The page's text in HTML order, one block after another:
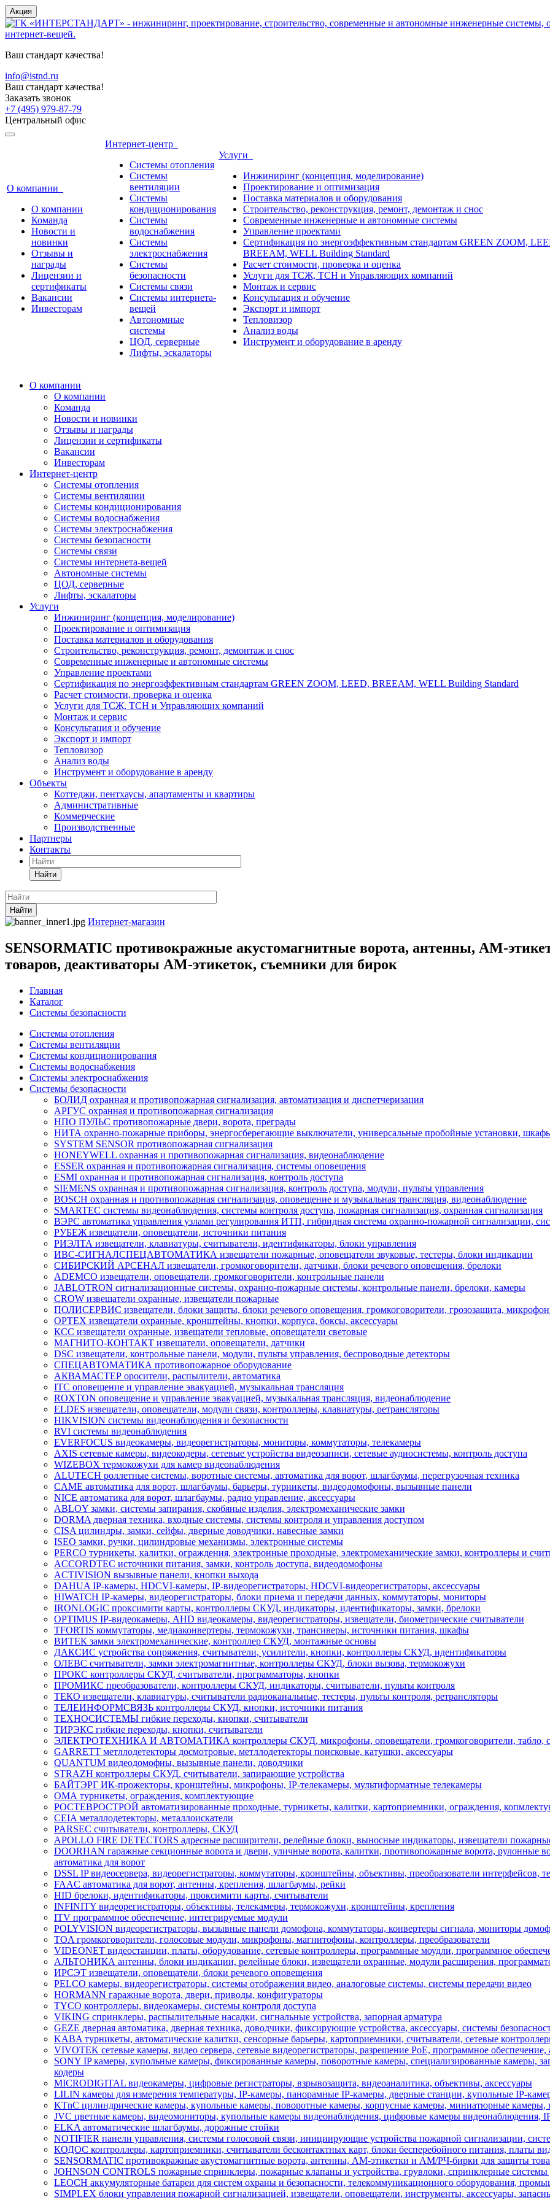
Акция
Ваш стандарт качества!
info@istnd.ru
Ваш стандарт качества!
Заказать звонок
+7 (495) 979-87-79
Центральный офис
О компании
О компании
Команда
Новости и
новинки
Отзывы и
награды
Лицензии и
сертификаты
Вакансии
Инвесторам
Интернет-центр
Системы отопления
Системы
вентиляции
Системы
кондиционирования
Системы
водоснабжения
Системы
электроснабжения
Системы
безопасности
Системы связи
Системы интернета-
вещей
Автономные
системы
ЦОД, серверные
Лифты, эскалаторы
Услуги
Инжиниринг (концепция, моделирование)
Проектирование и оптимизация
Поставка материалов и оборудования
Строительство, реконструкция, ремонт, демонтаж и снос
Современные инженерные и автономные системы
Управление проектами
Сертификация по энергоэффективным стандартам GREEN ZOOM,
BREEAM, WELL Building Standard
Расчет стоимости, проверка и оценка
Услуги для ТСЖ, ТСН и Управляющих компаний
Монтаж и сервис
Консультация и обучение
Экспорт и импорт
Тепловизор
Анализ воды
Инструмент и оборудование в аренду
О компании
О компании
Команда
Новости и новинки
Отзывы и награды
Лицензии и сертификаты
Вакансии
Инвесторам
Интернет-центр
Системы отопления
Системы вентиляции
Системы кондиционирования
Системы водоснабжения
Системы электроснабжения
Системы безопасности
Системы связи
Системы интернета-вещей
Автономные системы
ЦОД, серверные
Лифты, эскалаторы
Услуги
Инжиниринг (концепция, моделирование)
Проектирование и оптимизация
Поставка материалов и оборудования
Строительство, реконструкция, ремонт, демонтаж и снос
Современные инженерные и автономные системы
Управление проектами
Сертификация по энергоэффективным стандартам GREEN ZOOM, LEED, BREEAM, WELL Building Standard
Расчет стоимости, проверка и оценка
Услуги для ТСЖ, ТСН и Управляющих компаний
Монтаж и сервис
Консультация и обучение
Экспорт и импорт
Тепловизор
Анализ воды
Инструмент и оборудование в аренду
Объекты
Коттеджи, пентхаусы, апартаменты и квартиры
Административные
Коммерческие
Производственные
Партнеры
Контакты
Найти
Найти
Интернет-магазин
SENSORMATIC противокражные акустомагнитные ворота, антенны, АМ-
товаров, деактиваторы АМ-этикеток, съемники для бирок
Главная
Каталог
Системы безопасности
Системы отопления
Системы вентиляции
Системы кондиционирования
Системы водоснабжения
Системы электроснабжения
Системы безопасности
БОЛИД охранная и противопожарная сигнализация, автоматизация и диспетчеризация
АРГУС охранная и противопожарная сигнализация
НПО ПУЛЬС противопожарные двери, ворота, преграды
НИТА охранно-пожарные приборы, энергосберегающие выключатели, универсальные пробойные установки,
SYSTEM SENSOR противопожарная сигнализация
HONEYWELL охранная и противопожарная сигнализация, видеонаблюдение
ESSER охранная и противопожарная сигнализация, системы оповещения
ESMI охранная и противопожарная сигнализация, контроль доступа
SIEMENS охранная и противопожарная сигнализация, контроль доступа, модули, пульты управления
BOSCH охранная и противопожарная сигнализация, оповещение и музыкальная трансляция, видеонаблюдение
SMARTEC системы видеонаблюдения, системы контроля доступа, пожарная сигнализация, охранная сигнализация
ВЭРС автоматика управления узлами регулирования ИТП, гибридная система охранно-пожарной сигнализации,
РУБЕЖ извещатели, оповещатели, источники питания
РИЭЛТА извещатели, клавиатуры, считыватели, идентификаторы, блоки управления
ИВС-СИГНАЛСПЕЦАВТОМАТИКА извещатели пожарные, оповещатели звуковые, тестеры, блоки индикации
СИБИРСКИЙ АРСЕНАЛ извещатели, громкоговорители, датчики, блоки речевого оповещения, брелоки
ADEMCO извещатели, оповещатели, громкоговорители, контрольные панели
JABLOTRON сигнализационные системы, охранно-пожарные системы, контрольные панели, брелоки, камеры
CROW извещатели охранные, извещатели пожарные
ПОЛИСЕРВИС извещатели, блоки защиты, блоки речевого оповещения, громкоговорители, грозозащита,
OPTEX извещатели охранные, кронштейны, кнопки, корпуса, боксы, аксессуары
КСС извещатели охранные, извещатели тепловые, оповещатели световые
МАГНИТО-КОНТАКТ извещатели, оповещатели, датчики
DSC извещатели, контрольные панели, модули, пульты управления, беспроводные детекторы
СПЕЦАВТОМАТИКА противопожарное оборудование
АКВАМАСТЕР оросители, распылители, автоматика
ITC оповещение и управление эвакуацией, музыкальная трансляция
ROXTON оповещение и управление эвакуацией, музыкальная трансляция, видеонаблюдение
ELDES извещатели, оповещатели, модули связи, контроллеры, клавиатуры, ретрансляторы
HIKVISION системы видеонаблюдения и безопасности
RVI системы видеонаблюдения
EVERFOCUS видеокамеры, видеорегистраторы, мониторы, коммутаторы, телекамеры
AXIS сетевые камеры, видеокодеры, сетевые устройства видеозаписи, сетевые аудиосистемы, контроль доступа
WIZEBOX термокожухи для камер видеонаблюдения
ALUTECH роллетные системы, воротные системы, автоматика для ворот, шлагбаумы, перегрузочная техника
CAME автоматика для ворот, шлагбаумы, барьеры, турникеты, видеодомофоны, вызывные панели
NICE автоматика для ворот, шлагбаумы, радио управление, аксессуары
ABLOY замки, системы запирания, скобяные изделия, электромеханические замки
DORMA дверная техника, входные системы, системы контроля и управления доступом
CISA цилиндры, замки, сейфы, дверные доводчики, навесные замки
ISEO замки, ручки, цилиндровые механизмы, электронные системы
PERCO турникеты, калитки, ограждения, электронные проходные, электромеханические замки, контроллеры и
ACCORDTEC источники питания, замки, контроль доступа, видеодомофоны
ACTIVISION вызывные панели, кнопки выхода
DAHUA IP-камеры, HDCVI-камеры, IP-видеорегистраторы, HDCVI-видеорегистраторы, аксессуары
HIWATCH IP-камеры, видеорегистраторы, блоки приема и передачи данных, коммутаторы, мониторы
IRONLOGIC проксимити карты, контроллеры СКУД, индикаторы, идентификаторы, замки, брелоки
OPTIMUS IP-видеокамеры, AHD видеокамеры, видеорегистраторы, извещатели, биометрические считыватели
TFORTIS коммутаторы, медиаконвертеры, термокожухи, трансиверы, источники питания, шкафы
ВИТЕК замки электромеханические, контроллер СКУД, монтажные основы
ДАКСИС устройства сопряжения, считыватели, усилители, кнопки, контроллеры СКУД, идентификаторы
ОЛЕВС считыватели, замки электромагнитные, контроллеры СКУД, блоки вызова, термокожухи
ПРОКС контроллеры СКУД, считыватели, программаторы, кнопки
ПРОМИКС преобразователи, контроллеры СКУД, индикаторы, считыватели, пульты контроля
ТЕКО извещатели, клавиатуры, считыватели радиоканальные, тестеры, пульты контроля, ретрансляторы
ТЕЛЕИНФОРМСВЯЗЬ контроллеры СКУД, кнопки, источники питания
ТЕХНОСИСТЕМЫ гибкие переходы, кнопки, считыватели
ТИРЭКС гибкие переходы, кнопки, считыватели
ЭЛЕКТРОТЕХНИКА И АВТОМАТИКА контроллеры СКУД, микрофоны, оповещатели, громкоговорители, табло,
GARRETT метллодетекторы досмотровые, метллодетекторы поисковые, катушки, аксессуары
QUANTUM видеодомофны, вызывные панели, доводчики
STRAZH контроллеры СКУД, считыватели, запирающие устройства
БАЙТЭРГ ИК-прожекторы, кронштейны, микрофоны, IP-телекамеры, мультиформатные телекамеры
ОМА турникеты, ограждения, комплектующие
РОСТЕВРОСТРОЙ автоматизированные проходные, турникеты, калитки, картоприемники, ограждения,
CEIA металлодетекторы, металлоискатели
PARSEC считыватели, контроллеры, СКУД
APOLLO FIRE DETECTORS адресные расширители, релейные блоки, выносные индикаторы, извещатели
DOORHAN гаражные секционные ворота и двери, уличные ворота, калитки, противопожарные ворота, рулонные
автоматика для ворот
DSSL IP видеосервера, видеорегистраторы, коммутаторы, кронштейны, объективы, преобразователи интерфейсов,
FAAC автоматика для ворот, антенны, крепления, шлагбаумы, рейки
HID брелоки, идентификаторы, проксимити карты, считыватели
INFINITY видеорегистраторы, объективы, телекамеры, термокожухи, кронштейны, крепления
ITV программное обеспечение, интегрируемые модули
POLYVISION видеорегистраторы, вызывные панели домофона, коммутаторы, конвертеры сигнала, мониторы
TOA громкоговорители, голосовые модули, микрофоны, магнитофоны, контроллеры, преобразователи
VIDEONET видеостанции, платы, оборудование, сетевые контроллеры, программные моудли, программное
АЛЬТОНИКА антенны, блоки индикации, релейные блоки, извещатели охранные, модули расширения,
ИРСЭТ извещатели, оповещатели, блоки речевого оповещения
PELCO камеры, видеорегистраторы, системы отображения видео, аналоговые системы, системы передачи видео
HORMANN гаражные ворота, двери, приводы, конфигураторы
TYCO контроллеры, видеокамеры, системы контроля доступа
VIKING cпринклеры, распылительные насадки, сигнальные устройства, запорная арматура
GEZE дверная автоматика, дверная техника, доводчики, фиксирующие устройства, аксессуары, системы
KABA турникеты, автоматические калитки, сенсорные барьеры, картоприемники, считыватели, сетевые
VIVOTEK сетевые камеры, видео сервера, сетевые видеорегистраторы, разрешение PoE, программное обеспечение,
SONY IP камеры, купольные камеры, фиксированные камеры, поворотные камеры, специализированные камеры,
кодеры
MICRODIGITAL видеокамеры, цифровые регистраторы, взрывозащита, видеоаналитика, объективы, аксессуары
LILIN камеры для измерения температуры, IP-камеры, панорамные IP-камеры, дверные станции, купольные IP-
KTnC цилиндрические камеры, купольные камеры, поворотные камеры, корпусные камеры, миниатюрные камеры,
JVC цветные камеры, видеомониторы, купольные камеры видеонаблюдения, цифровые камеры видеонаблюдения,
ELKA автоматические шлагбаумы, дорожные стойки
NOTIFIER панели управления, системы голосовой связи, инициирующие устройства пожарной сигнализации,
КОДОС контроллеры, картоприемники, считыватели бесконтактных карт, блоки бесперебойного питания,
SENSORMATIC противокражные акустомагнитные ворота, антенны, АМ-этикетки и АМ/РЧ-бирки для защиты
JOHNSON CONTROLS пожарные спринклеры, пожарные клапаны и устройства, грувлоки, спринклерные
LEOCH аккумуляторные батареи для систем охраны и безопасности, телекоммуникационного оборудования,
SIMPLEX блоки управления пожарной сигнализацией, извещатели, оповещатели, инструменты, аксессуары,